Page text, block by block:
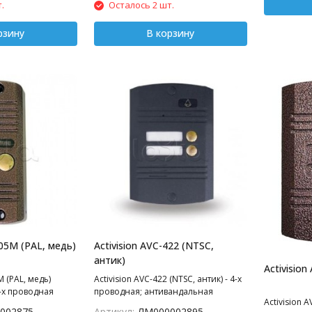
рабочий
с козырьком и
122х40х24
медь, антик,
Осталось 2 шт.
В корзину
(PAL, медь)
(PAL, медь)
проводная
Activision AVC-422 (NTSC,
антик)
Activision AVC-422 (NTSC, антик) - 4-х
проводная; антивандальная
Activision
Activision